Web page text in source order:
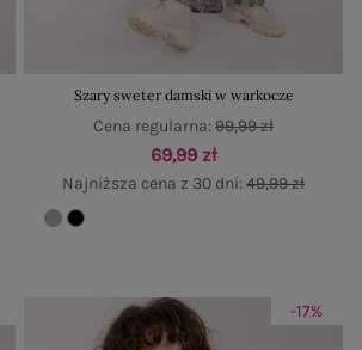
Szary sweter damski w warkocze
69,99 zł
Najniższa cena z 30 dni:49,99 zł
Cena regularna:99,99 zł
-17%